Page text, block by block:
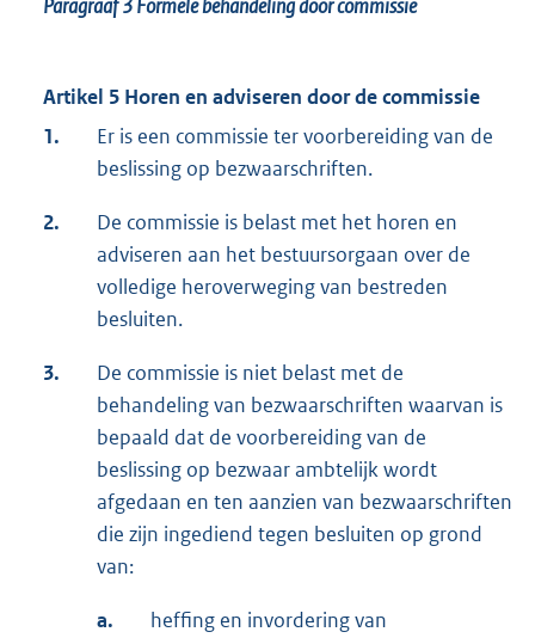
Paragraaf 3Formele behandeling door commissie
Artikel 5 Horen en adviseren door de commissie
1.
Er is een commissie ter voorbereiding van de
beslissing op bezwaarschriften.
2.
De commissie is belast met het horen en
adviseren aan het bestuursorgaan over de
volledige heroverweging van bestreden
besluiten.
3.
De commissie is niet belast met de
behandeling van bezwaarschriften waarvan is
bepaald dat de voorbereiding van de
beslissing op bezwaar ambtelijk wordt
afgedaan en ten aanzien van bezwaarschriften
die zijn ingediend tegen besluiten op grond
van:
a.
heffing en invordering van